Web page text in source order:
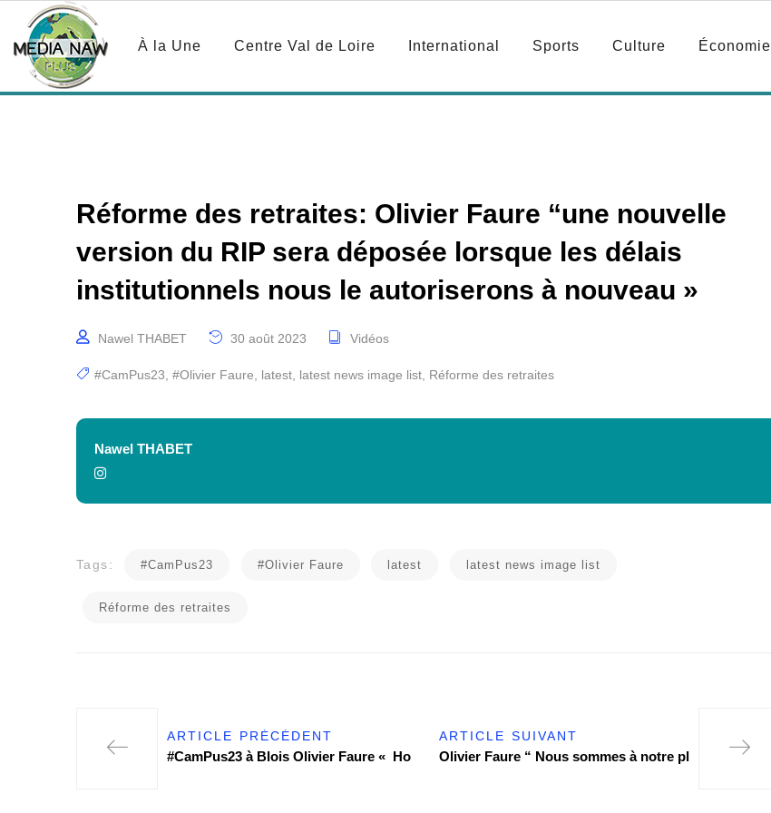
À la Une Centre Val de Loire International Sports Culture Économie
Réforme des retraites: Olivier Faure “une nouvelle
version du RIP sera déposée lorsque les délais
institutionnels nous le autoriserons à nouveau »
Nawel THABET 30 août 2023 Vidéos
#CamPus23 #Olivier Faure latest latest news image list Réforme des retraites
Nawel THABET
Tags: #CamPus23 #Olivier Faure latest latest news image list
Réforme des retraites
ARTICLE PRÉCÉDENT
#CamPus23 à Blois Olivier Faure « Ho
ARTICLE SUIVANT
Olivier Faure “ Nous sommes à notre pl